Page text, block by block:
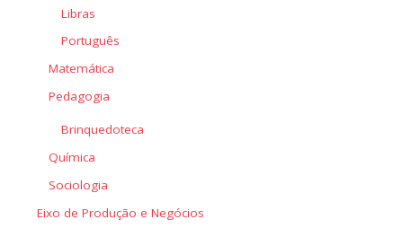
Libras
Português
Matemática
Pedagogia
Brinquedoteca
Química
Sociologia
Eixo de Produção e Negócios